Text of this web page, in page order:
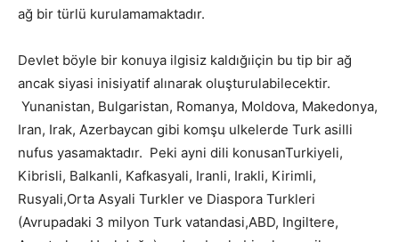
ağ bir türlü kurulamamaktadır.
Devlet böyle bir konuya ilgisiz kaldığıiçin bu tip bir ağ
ancak siyasi inisiyatif alınarak oluşturulabilecektir.
Yunanistan, Bulgaristan, Romanya, Moldova, Makedonya,
Iran, Irak, Azerbaycan gibi komşu ulkelerde Turk asilli
nufus yasamaktadır. Peki ayni dili konusanTurkiyeli,
Kibrisli, Balkanli, Kafkasyali, Iranli, Irakli, Kirimli,
Rusyali,Orta Asyali Turkler ve Diaspora Turkleri
(Avrupadaki 3 milyon Turk vatandasi,ABD, Ingiltere,